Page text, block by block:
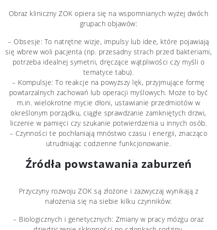
Obraz kliniczny ZOK opiera się na wspomnianych wyżej dwóch
grupach objawów:
– Obsesje: To natrętne wizje, impulsy lub idee, które pojawiają
się wbrew woli pacjenta (np. przesadny strach przed bakteriami,
potrzeba idealnej symetrii, dręczące wątpliwości czy myśli o
tematyce tabu).
– Kompulsje: To reakcje na powyższy lęk, przyjmujące formę
powtarzalnych zachowań lub operacji myślowych. Może to być
m.in. wielokrotne mycie dłoni, ustawianie przedmiotów w
określonym porządku, ciągłe sprawdzanie zamkniętych drzwi,
liczenie w pamięci czy szukanie potwierdzenia u innych osób.
– Czynności te pochłaniają mnóstwo czasu i energii, znacząco
utrudniając codzienne funkcjonowanie.
Źródła powstawania zaburzeń
Przyczyny rozwoju ZOK są złożone i zazwyczaj wynikają z
nałożenia się na siebie kilku czynników:
– Biologicznych i genetycznych: Zmiany w pracy mózgu oraz